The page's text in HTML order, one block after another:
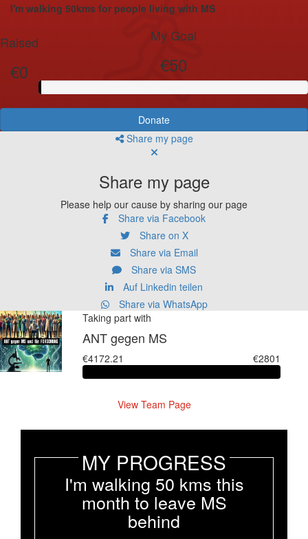
I'm walking 50kms for people living with MS
Raised
€0
My Goal
€50
Donate
Share my page
Share my page
Please help our cause by sharing our page
Share via Facebook
Share on X
Share via Email
Share via SMS
Auf Linkedin teilen
Share via WhatsApp
Taking part with
ANT gegen MS
€4172.21 €2801
View Team Page
MY PROGRESS
I'm walking 50 kms this
month to leave MS
behind